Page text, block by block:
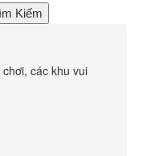
các khu vui